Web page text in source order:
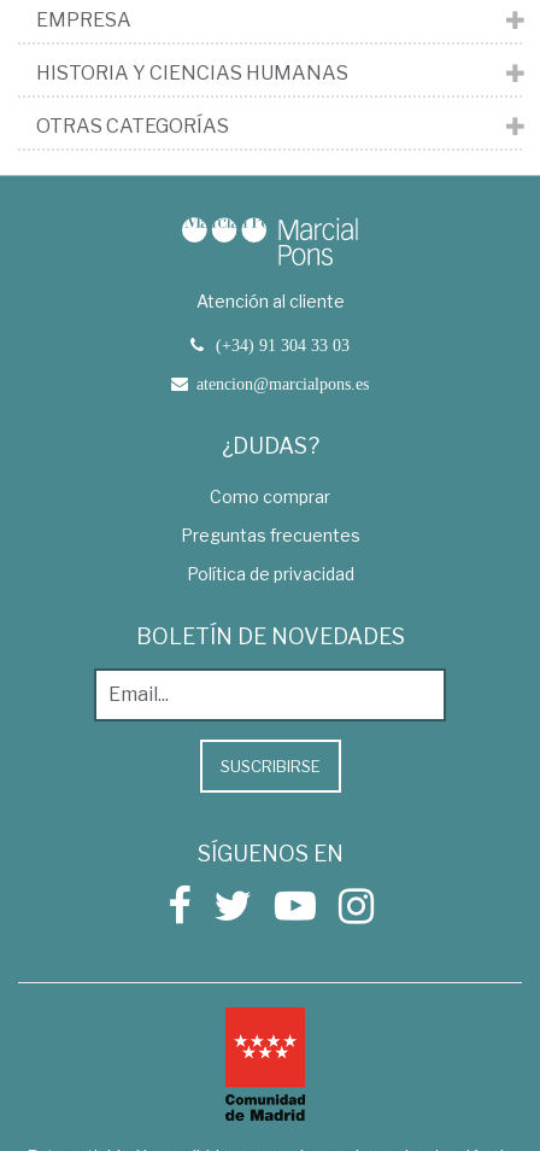
EMPRESA
HISTORIA Y CIENCIAS HUMANAS
OTRAS CATEGORÍAS
Atención al cliente
(+34) 91 304 33 03
atencion@marcialpons.es
¿DUDAS?
Como comprar
Preguntas frecuentes
Política de privacidad
BOLETÍN DE NOVEDADES
SUSCRIBIRSE
SÍGUENOS EN